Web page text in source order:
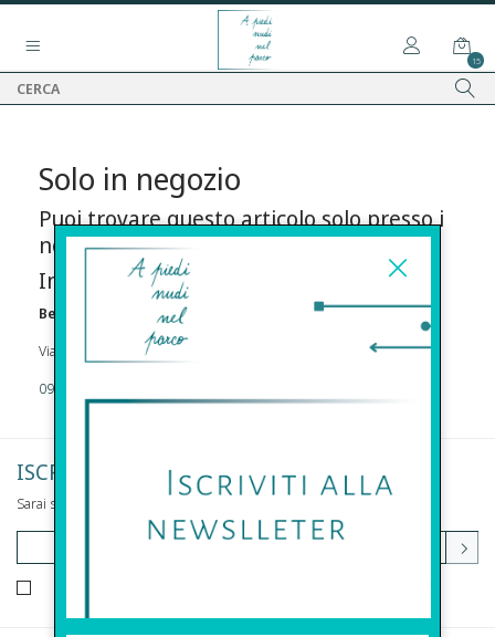
15
Solo in negozio
Puoi trovare questo articolo solo presso i
nostri punti vendita:
Info contatti
Before s.r.l.s.
Via Della Maestranza , 23 96100 Siracusa
09311962373
ISCRIVITI ALLA NEWSLETTER
Sarai sempre aggiornato su offerte e promozioni.